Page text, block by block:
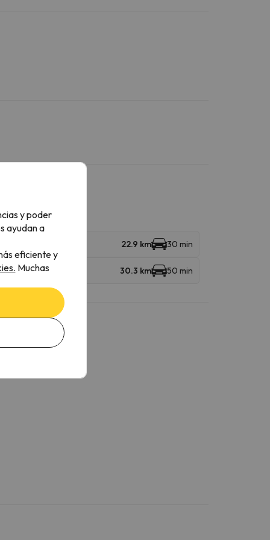
22.9 km 30 min
30.3 km 50 min
y poder
ayudan a
eficiente y
Muchas